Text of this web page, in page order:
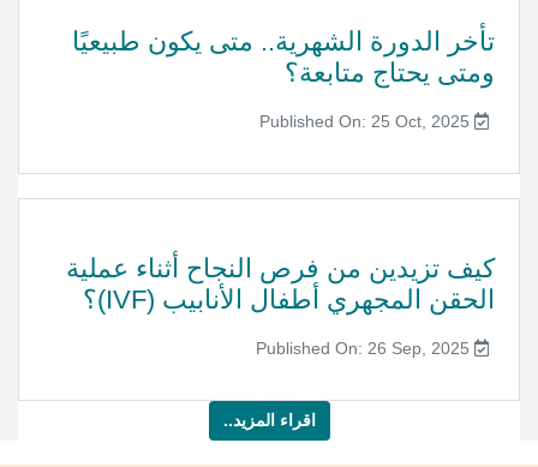
تأخر الدورة الشهرية.. متى يكون طبيعيًا
ومتى يحتاج متابعة؟
كيف تزيدين من فرص النجاح أثناء عملية
الحقن المجهري أطفال الأنابيب (IVF)؟
اقراء المزيد..